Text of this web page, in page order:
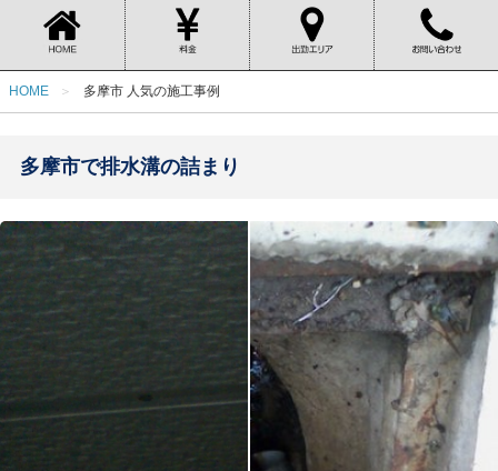
HOME 多摩市 人気の施工事例
多摩市で排水溝の詰まり